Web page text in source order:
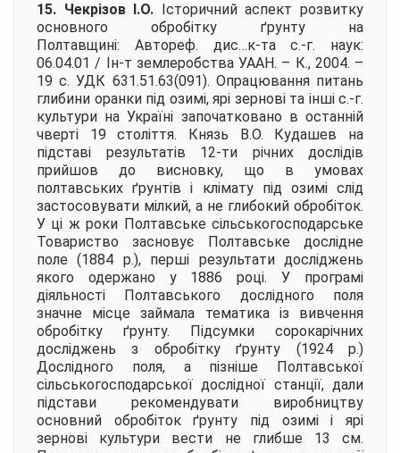
15. Чекрізов І.О. Історичний аспект розвитку
основного обробітку ґрунту на
Полтавщині: Автореф. дис…к-та с.-г. наук:
06.04.01 / Ін-т землеробства УААН. – К., 2004. –
19 с. УДК 631.51.63(091). Опрацювання питань
глибини оранки під озимі, ярі зернові та інші с.-г.
культури на Україні започатковано в останній
чверті 19 століття. Князь В.О. Кудашев на
підставі результатів 12-ти річних дослідів
прийшов до висновку, що в умовах
полтавських ґрунтів і клімату під озимі слід
застосовувати мілкий, а не глибокий обробіток.
У ці ж роки Полтавське сільськогосподарське
Товариство засновує Полтавське дослідне
поле (1884 р.), перші результати досліджень
якого одержано у 1886 році. У програмі
діяльності Полтавського дослідного поля
значне місце займала тематика із вивчення
обробітку ґрунту. Підсумки сорокарічних
досліджень з обробітку ґрунту (1924 р.)
Дослідного поля, а пізніше Полтавської
сільськогосподарської дослідної станції, дали
підстави рекомендувати виробництву
основний обробіток ґрунту під озимі і ярі
зернові культури вести не глибше 13 см.